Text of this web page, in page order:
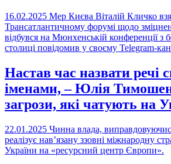
16.02.2025 Мер Києва Віталій Кличко
Трансатлантичному форумі щодо
відбувся на Мюнхенській конференції з
столиці повідомив у своєму Telegram-
Настав час назвати речі
іменами, – Юлія
загрози, які чатують на
22.01.2025 Чинна влада,
реалізує нав’язану ззовні міжнародну
України на «ресурсний центр Європи».